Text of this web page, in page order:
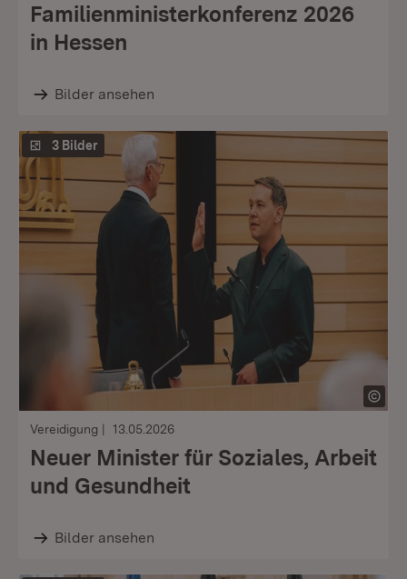
Familienministerkonferenz 2026
in Hessen
Bilder ansehen
3 Bilder
Vereidigung 13.05.2026
Neuer Minister für Soziales, Arbeit
und Gesundheit
Bilder ansehen